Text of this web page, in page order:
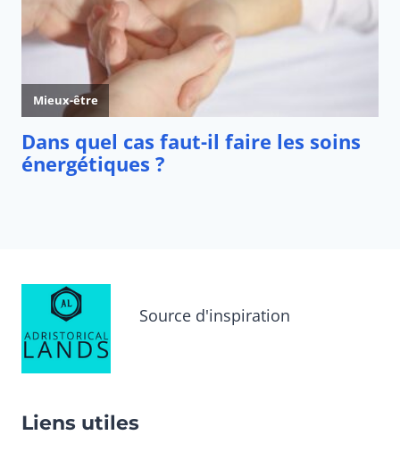
Source d'inspiration
Liens utiles